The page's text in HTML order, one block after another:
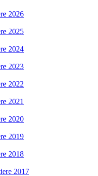
2026
2025
2024
2023
2022
2021
2020
2019
2018
2017